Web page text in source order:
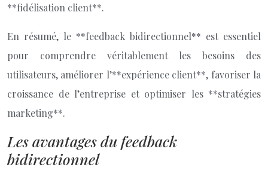
**fidélisation client**.
En résumé, le **feedback bidirectionnel** est essentiel
pour comprendre véritablement les besoins des
utilisateurs, améliorer l’**expérience client**, favoriser la
croissance de l’entreprise et optimiser les **stratégies
marketing**.
Les avantages du feedback
bidirectionnel